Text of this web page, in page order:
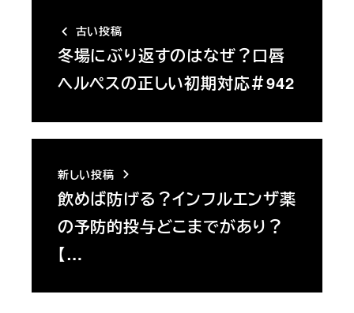
古い投稿
冬場にぶり返すのはなぜ？口唇
ヘルペスの正しい初期対応＃942
新しい投稿
飲めば防げる？インフルエンザ薬
の予防的投与どこまでがあり？
【…